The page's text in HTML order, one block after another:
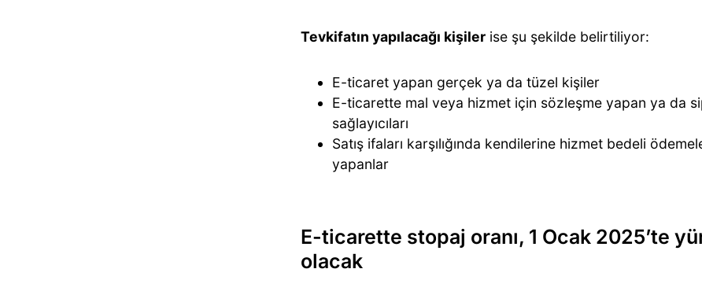
Tevkifatın yapılacağı kişiler ise şu şekilde belirtiliyor:
E-ticaret yapan gerçek ya da tüzel kişiler
E-ticarette mal veya hizmet için sözleşme yapan ya da
sağlayıcıları
Satış ifaları karşılığında kendilerine hizmet bedeli
yapanlar
E-ticarette stopaj oranı, 1 Ocak 2025’te
olacak